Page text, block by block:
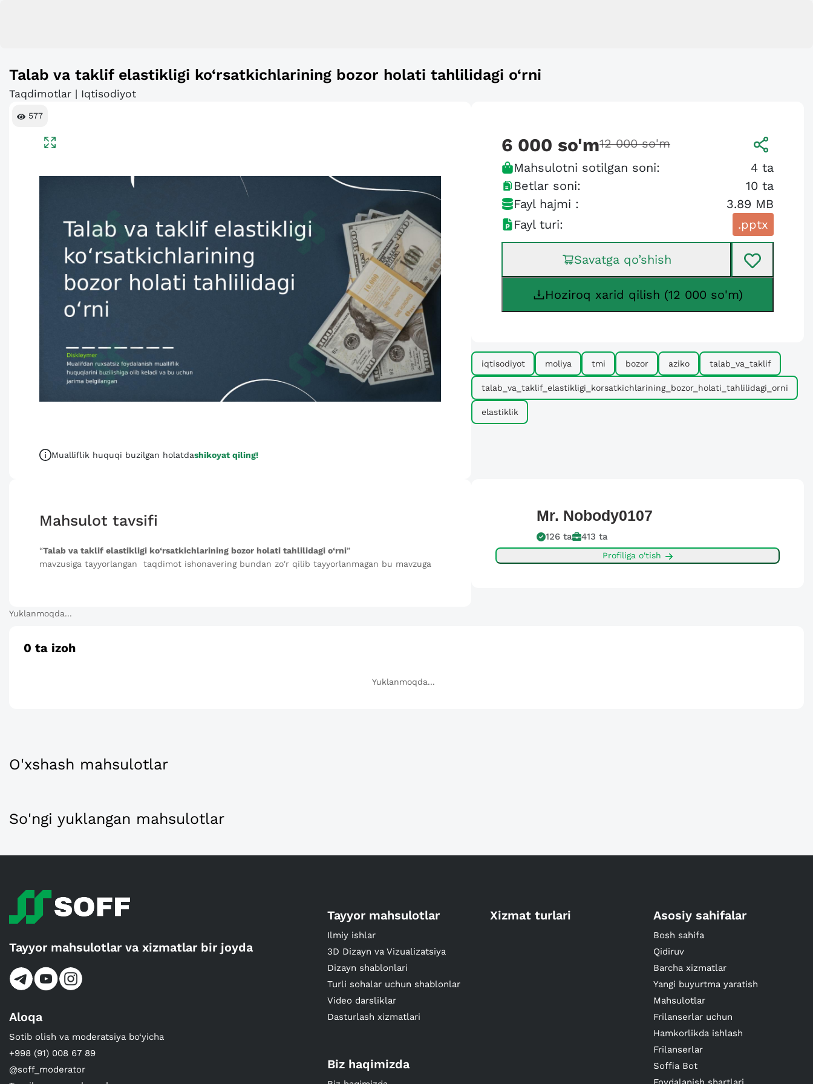
Talab va taklif elastikligi ko‘rsatkichlarining bozor holati tahlilidagi o‘rni
Taqdimotlar | Iqtisodiyot
577
Mualliflik huquqi buzilgan holatdashikoyat qiling!
6 000 so'm12 000 so'm
Mahsulotni sotilgan soni:
4 ta
Betlar soni:
10 ta
Fayl hajmi :
3.89 MB
Fayl turi:
.pptx
Savatga qo’shish
Hoziroq xarid qilish (12 000 so'm)
iqtisodiyot moliya tmi bozor aziko talab_va_taklif
talab_va_taklif_elastikligi_korsatkichlarining_bozor_holati_tahlilidagi_orni
elastiklik
Mahsulot tavsifi
“Talab va taklif elastikligi ko‘rsatkichlarining bozor holati tahlilidagi o‘rni”
mavzusiga tayyorlangan taqdimot ishonavering bundan zo'r qilib tayyorlanmagan bu mavzuga
Mr. Nobody0107
126 ta 413 ta
Profiliga o'tish
Yuklanmoqda...
0 ta izoh
Yuklanmoqda...
O'xshash mahsulotlar
So'ngi yuklangan mahsulotlar
Tayyor mahsulotlar va xizmatlar bir joyda
Aloqa
Sotib olish va moderatsiya bo‘yicha
+998 (91) 008 67 89
@soff_moderator
Tayyor mahsulotlar
Ilmiy ishlar
3D Dizayn va Vizualizatsiya
Dizayn shablonlari
Turli sohalar uchun shablonlar
Video darsliklar
Dasturlash xizmatlari
Xizmat turlari Asosiy sahifalar
Bosh sahifa
Qidiruv
Barcha xizmatlar
Yangi buyurtma yaratish
Mahsulotlar
Frilanserlar uchun
Hamkorlikda ishlash
Frilanserlar
Soffia Bot
Biz haqimizda